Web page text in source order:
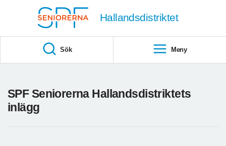
Hallandsdistriktet
Sök Meny
SPF Seniorerna Hallandsdistriktets
inlägg